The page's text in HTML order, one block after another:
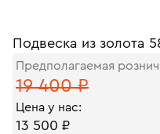
Подвеска из золота
Предполагаемая
19 400 ₽
Цена у нас:
13 500 ₽